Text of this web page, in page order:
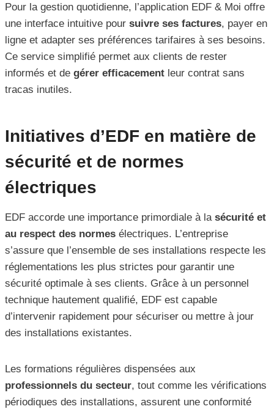
Pour la gestion quotidienne, l’application EDF & Moi offre
une interface intuitive pour suivre ses factures, payer en
ligne et adapter ses préférences tarifaires à ses besoins.
Ce service simplifié permet aux clients de rester
informés et de gérer efficacement leur contrat sans
tracas inutiles.
Initiatives d’EDF en matière de
sécurité et de normes
électriques
EDF accorde une importance primordiale à la sécurité et
au respect des normes électriques. L’entreprise
s’assure que l’ensemble de ses installations respecte les
réglementations les plus strictes pour garantir une
sécurité optimale à ses clients. Grâce à un personnel
technique hautement qualifié, EDF est capable
d’intervenir rapidement pour sécuriser ou mettre à jour
des installations existantes.
Les formations régulières dispensées aux
professionnels du secteur, tout comme les vérifications
périodiques des installations, assurent une conformité